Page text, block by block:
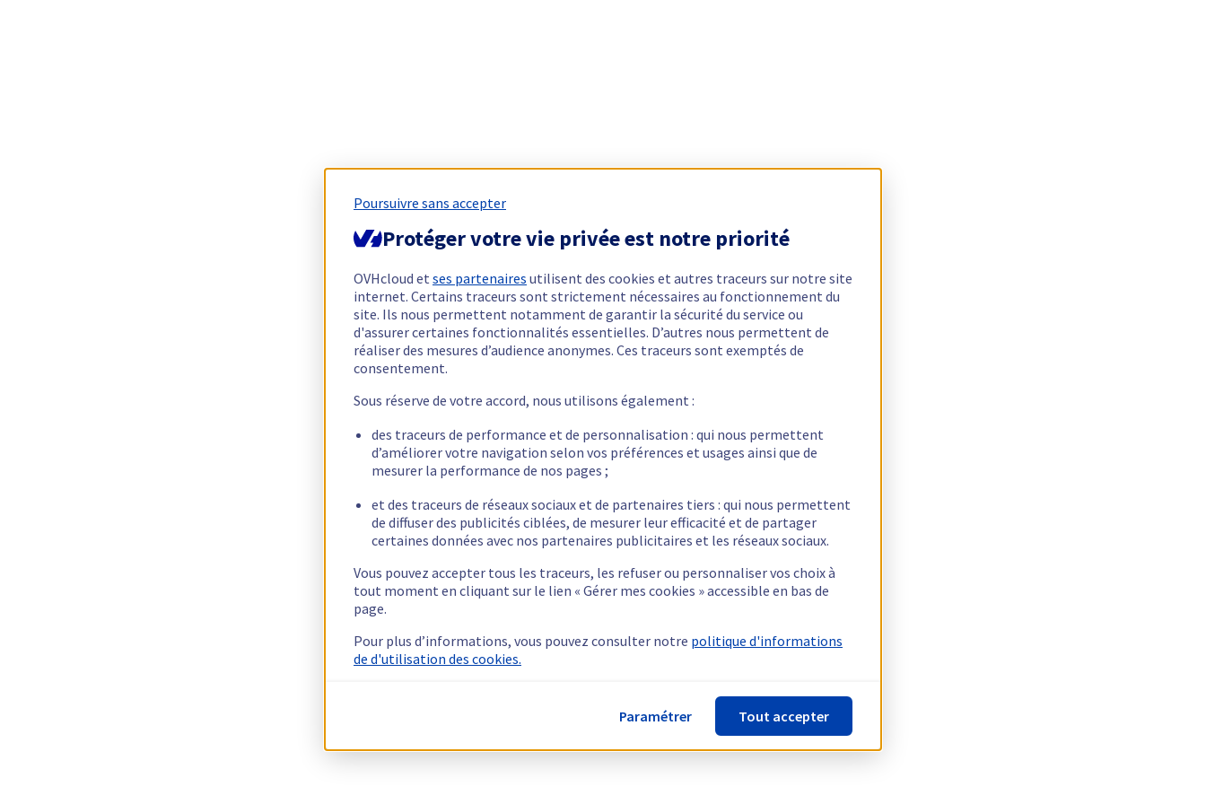
Poursuivre sans accepter
Protéger votre vie privée est notre priorité
OVHcloud et ses partenaires utilisent des cookies et autres traceurs sur notre site
internet. Certains traceurs sont strictement nécessaires au fonctionnement du
site. Ils nous permettent notamment de garantir la sécurité du service ou
d'assurer certaines fonctionnalités essentielles. D’autres nous permettent de
réaliser des mesures d’audience anonymes. Ces traceurs sont exemptés de
consentement.
Sous réserve de votre accord, nous utilisons également :
des traceurs de performance et de personnalisation : qui nous permettent
d’améliorer votre navigation selon vos préférences et usages ainsi que de
mesurer la performance de nos pages ;
et des traceurs de réseaux sociaux et de partenaires tiers : qui nous permettent
de diffuser des publicités ciblées, de mesurer leur efficacité et de partager
certaines données avec nos partenaires publicitaires et les réseaux sociaux.
Vous pouvez accepter tous les traceurs, les refuser ou personnaliser vos choix à
tout moment en cliquant sur le lien « Gérer mes cookies » accessible en bas de
page.
Pour plus d’informations, vous pouvez consulter notre politique d'informations
de d'utilisation des cookies.
Paramétrer Tout accepter